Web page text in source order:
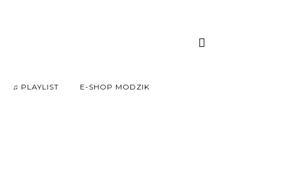
♫ PLAYLIST E-SHOP MODZIK